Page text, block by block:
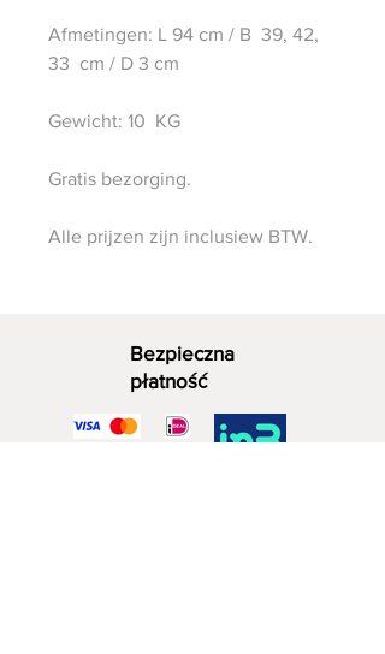
Afmetingen: L 94 cm / B 39, 42,
33 cm / D 3 cm
Gewicht: 10 KG
Gratis bezorging.
Alle prijzen zijn inclusiew BTW.
Bezpieczna
płatność